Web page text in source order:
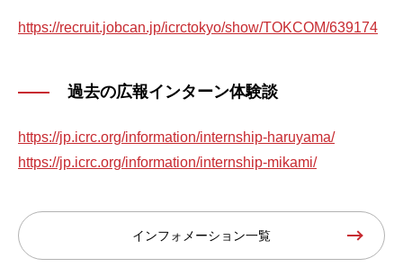
https://recruit.jobcan.jp/icrctokyo/show/TOKCOM/639174
過去の広報インターン体験談
https://jp.icrc.org/information/internship-haruyama/
https://jp.icrc.org/information/internship-mikami/
インフォメーション一覧